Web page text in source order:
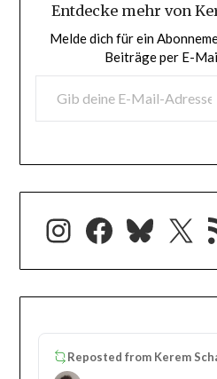
Entdecke mehr von
Melde dich für ein
Beiträge per E-
GIB DEINE E-MAIL-ADRESSE EIN ...
Instagram
X
Reposted from Kerem